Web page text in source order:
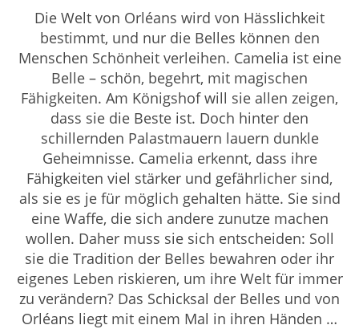
Die Welt von Orléans wird von Hässlichkeit
bestimmt, und nur die Belles können den
Menschen Schönheit verleihen. Camelia ist eine
Belle – schön, begehrt, mit magischen
Fähigkeiten. Am Königshof will sie allen zeigen,
dass sie die Beste ist. Doch hinter den
schillernden Palastmauern lauern dunkle
Geheimnisse. Camelia erkennt, dass ihre
Fähigkeiten viel stärker und gefährlicher sind,
als sie es je für möglich gehalten hätte. Sie sind
eine Waffe, die sich andere zunutze machen
wollen. Daher muss sie sich entscheiden: Soll
sie die Tradition der Belles bewahren oder ihr
eigenes Leben riskieren, um ihre Welt für immer
zu verändern? Das Schicksal der Belles und von
Orléans liegt mit einem Mal in ihren Händen …